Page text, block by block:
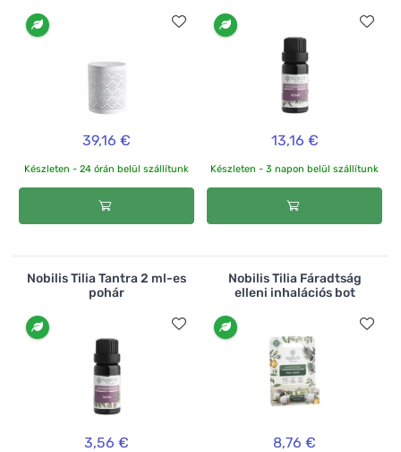
39,16 €
Készleten - 24 órán belül szállítunk
13,16 €
Készleten - 3 napon belül szállítunk
Nobilis Tilia Tantra 2 ml-es
pohár
3,56 €
Nobilis Tilia Fáradtság
elleni inhalációs bot
8,76 €